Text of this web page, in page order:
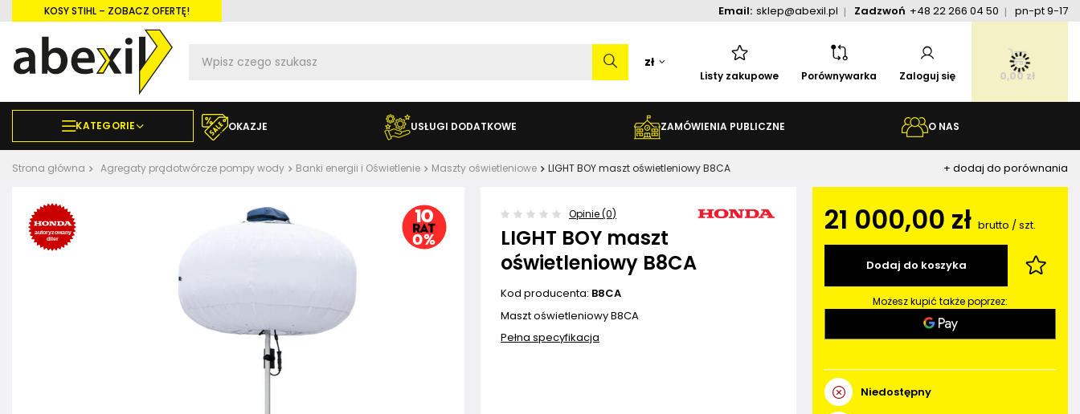
KOSY STIHL – ZOBACZ OFERTĘ! Email: sklep@abexil.pl Zadzwoń +48 22 266 04 50 pn-pt 9-17
zł
Listy zakupowe Porównywarka Zaloguj się 0,00 zł
KATEGORIE OKAZJE USŁUGI DODATKOWE ZAMÓWIENIA PUBLICZNE O NAS
Strona główna Agregaty prądotwórcze pompy wody Banki energii i Oświetlenie Maszty oświetleniowe LIGHT BOY maszt oświetleniowy B8CA + dodaj do porównania
Opinie (0)
LIGHT BOY maszt
oświetleniowy B8CA
Kod producenta: B8CA
Maszt oświetleniowy B8CA
Pełna specyfikacja
21 000,00 zł brutto /szt.
Dodaj do koszyka
Możesz kupić także poprzez:
Niedostępny